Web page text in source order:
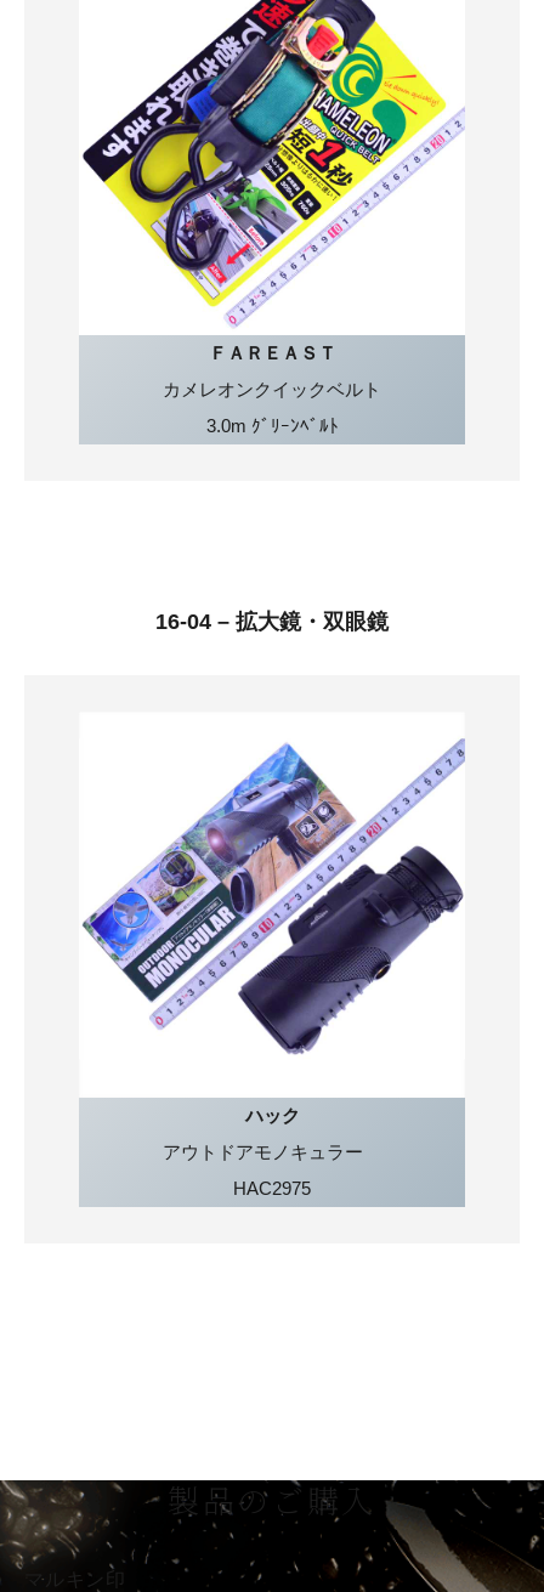
ＦＡＲＥＡＳＴ
カメレオンクイックベルト
3.0m ｸﾞﾘｰﾝﾍﾞﾙﾄ
16-04 – 拡大鏡・双眼鏡
ハック
アウトドアモノキュラー
HAC2975
製品のご購入
マルキン印